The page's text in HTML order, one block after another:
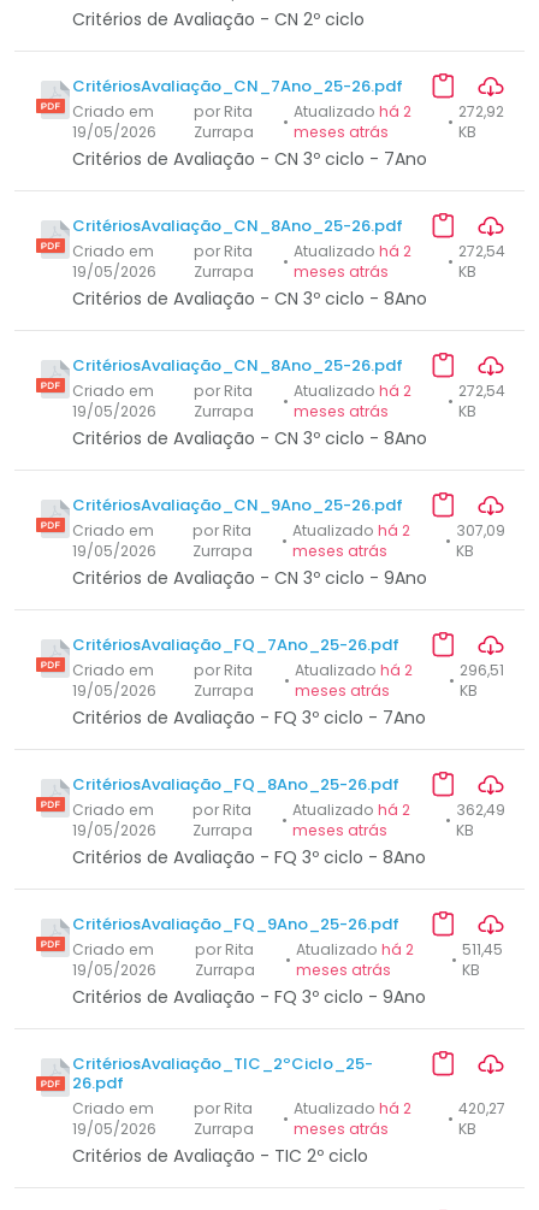
Critérios de Avaliação - CN 2º ciclo
CritériosAvaliação_CN_7Ano_25-26.pdf
Criado em
19/05/2026
por Rita
Zurrapa
• Atualizadohá 2
meses atrás
• 272,92
KB
Critérios de Avaliação - CN 3º ciclo - 7Ano
CritériosAvaliação_CN_8Ano_25-26.pdf
Criado em
19/05/2026
por Rita
Zurrapa
• Atualizadohá 2
meses atrás
• 272,54
KB
Critérios de Avaliação - CN 3º ciclo - 8Ano
CritériosAvaliação_CN_8Ano_25-26.pdf
Criado em
19/05/2026
por Rita
Zurrapa
• Atualizadohá 2
meses atrás
• 272,54
KB
Critérios de Avaliação - CN 3º ciclo - 8Ano
CritériosAvaliação_CN_9Ano_25-26.pdf
Criado em
19/05/2026
por Rita
Zurrapa
• Atualizadohá 2
meses atrás
• 307,09
KB
Critérios de Avaliação - CN 3º ciclo - 9Ano
CritériosAvaliação_FQ_7Ano_25-26.pdf
Criado em
19/05/2026
por Rita
Zurrapa
• Atualizado há 2
meses atrás
• 296,51
KB
Critérios de Avaliação - FQ 3º ciclo - 7Ano
CritériosAvaliação_FQ_8Ano_25-26.pdf
Criado em
19/05/2026
por Rita
Zurrapa
• Atualizadohá 2
meses atrás
• 362,49
KB
Critérios de Avaliação - FQ 3º ciclo - 8Ano
CritériosAvaliação_FQ_9Ano_25-26.pdf
Criado em
19/05/2026
por Rita
Zurrapa
• Atualizado há 2
meses atrás
• 511,45
KB
Critérios de Avaliação - FQ 3º ciclo - 9Ano
CritériosAvaliação_TIC_2ºCiclo_25-
26.pdf
Criado em
19/05/2026
por Rita
Zurrapa
• Atualizadohá 2
meses atrás
• 420,27
KB
Critérios de Avaliação - TIC 2º ciclo